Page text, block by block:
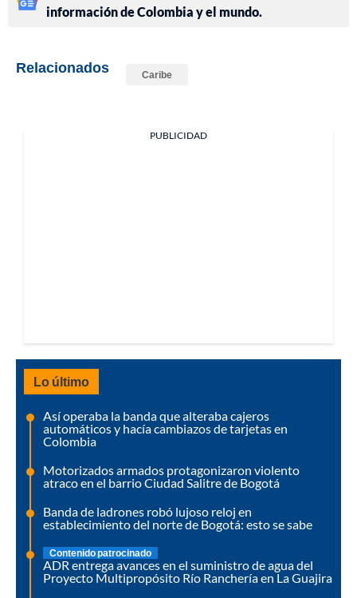
información de Colombia y el mundo.
Relacionados Caribe
PUBLICIDAD
Lo último
Así operaba la banda que alteraba cajeros
automáticos y hacía cambiazos de tarjetas en
Colombia
Motorizados armados protagonizaron violento
atraco en el barrio Ciudad Salitre de Bogotá
Banda de ladrones robó lujoso reloj en
establecimiento del norte de Bogotá: esto se sabe
Contenido patrocinado
ADR entrega avances en el suministro de agua del
Proyecto Multipropósito Río Ranchería en La Guajira